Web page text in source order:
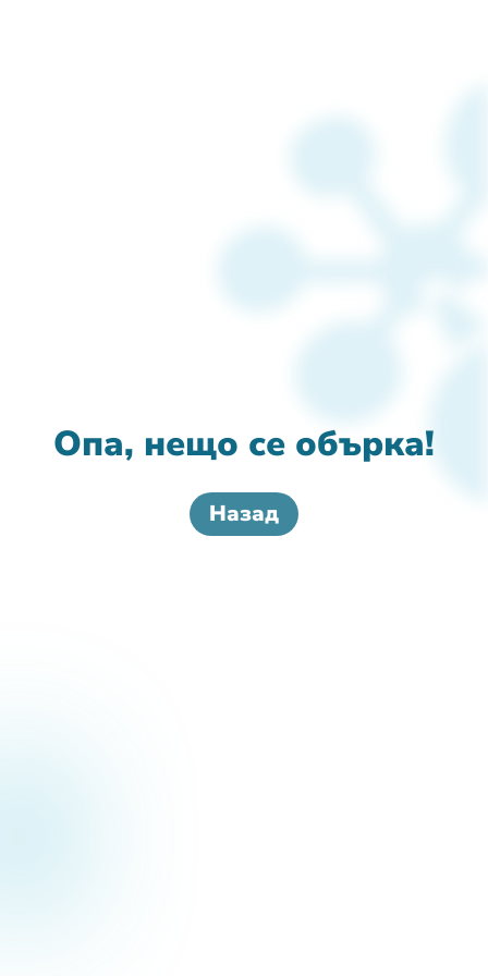
Опа, нещо се обърка!
Назад